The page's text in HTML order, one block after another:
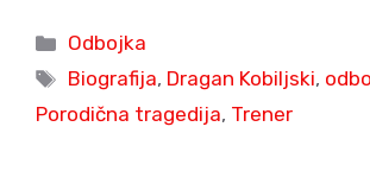
Categories
Odbojka
Tags
Biografija, Dragan Kobiljski,
Porodična tragedija, Trener